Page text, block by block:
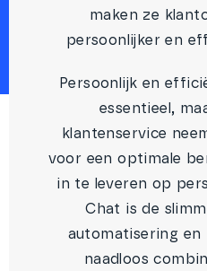
maken ze
persoonlijker en
Persoonlijk en
essentieel,
klantenservice
voor een optimale
in te leveren op
Chat is de
automatisering en
naadloos